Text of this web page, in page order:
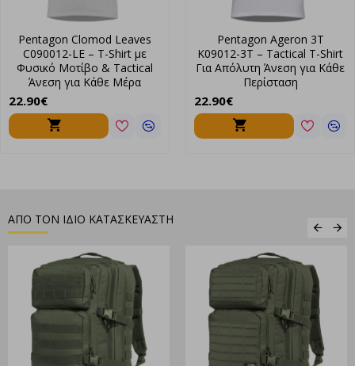
Pentagon Clomod Leaves
C090012-LE – T-Shirt με
Φυσικό Μοτίβο & Tactical
Άνεση για Κάθε Μέρα
22.90€
Pentagon Ageron 3T
K09012-3T – Tactical T-Shirt
Για Απόλυτη Άνεση για Κάθε
Περίσταση
22.90€
ΑΠΟ ΤΟΝ ΙΔΙΟ ΚΑΤΑΣΚΕΥΑΣΤΗ